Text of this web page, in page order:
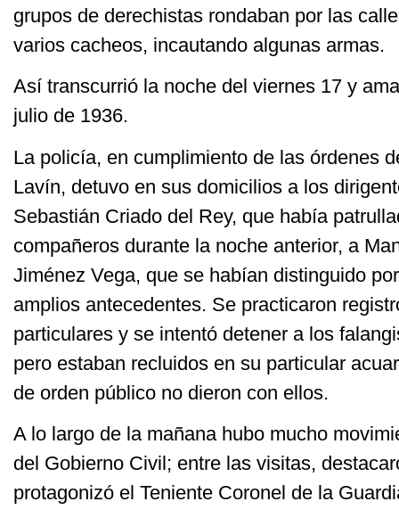
grupos de derechistas rondaban por las
varios cacheos, incautando algunas armas.
Así transcurrió la noche del viernes 17 y
julio de 1936.
La policía, en cumplimiento de las órdenes
Lavín, detuvo en sus domicilios a los
Sebastián Criado del Rey, que había
compañeros durante la noche anterior, a
Jiménez Vega, que se habían distinguido
amplios antecedentes. Se practicaron
particulares y se intentó detener a los
pero estaban recluidos en su particular
de orden público no dieron con ellos.
A lo largo de la mañana hubo mucho
del Gobierno Civil; entre las visitas,
protagonizó el Teniente Coronel de la